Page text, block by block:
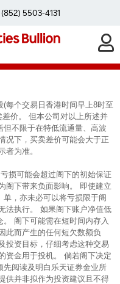
(852) 5503-4131
每个交易日香港时间早上8时至
价。 但本公司对以上所述并
不限于在特低流通量、高波
况下，买卖差价可能会大于正
者为准。
损可能会超过阁下的初始保证
阁下带来负面影响。 即使建立
，亦未必可以将亏损限于阁
法执行。 如果阁下账户净值低
阁下可能需在短时间内存入
此而产生的任何短欠数额负
投资目标，仔细考虑这种交易
资金用于投机。 倘若阁下决定
阅读及明白乐天证券金业所
供并非拟作为投资建议且不得